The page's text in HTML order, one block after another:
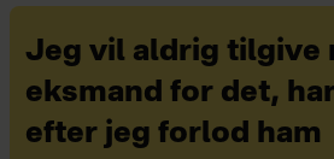
Jeg vil aldrig tilgive
eksmand for det,
efter jeg forlod ham